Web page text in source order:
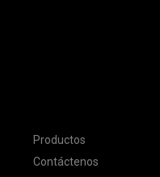
Productos
Contáctenos